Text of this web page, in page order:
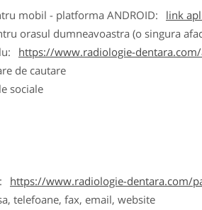
mobil - platforma ANDROID:
link
orasul dumneavoastra (o singura
https://www.radiologie-
de cautare
sociale
https://www.radiologie-dentara.com/
telefoane, fax, email, website